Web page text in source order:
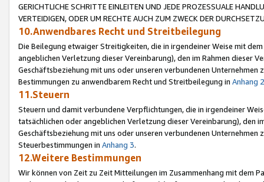
GERICHTLICHE SCHRITTE EINLEITEN UND JEDE PROZESSUALE
VERTEIDIGEN, ODER UM RECHTE AUCH ZUM ZWECK DER
10.Anwendbares Recht und Streitbeilegung
Die Beilegung etwaiger Streitigkeiten, die in irgendeiner Weise mit
angeblichen Verletzung dieser Vereinbarung), den im Rahmen dieser
Geschäftsbeziehung mit uns oder unseren verbundenen
Bestimmungen zu anwendbarem Recht und Streitbeilegung in Anhang 2
11.Steuern
Steuern und damit verbundene Verpflichtungen, die in irgendeiner
tatsächlichen oder angeblichen Verletzung dieser Vereinbarung), den
Geschäftsbeziehung mit uns oder unseren verbundenen
Steuerbestimmungen in Anhang 3.
12.Weitere Bestimmungen
Wir können von Zeit zu Zeit Mitteilungen im Zusammenhang mit dem